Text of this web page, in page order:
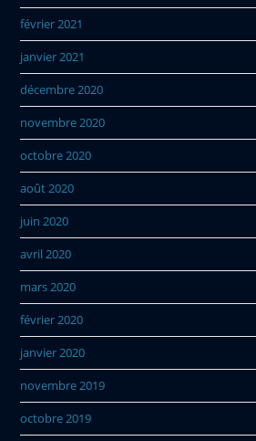
février 2021
janvier 2021
décembre 2020
novembre 2020
octobre 2020
août 2020
juin 2020
avril 2020
mars 2020
février 2020
janvier 2020
novembre 2019
octobre 2019